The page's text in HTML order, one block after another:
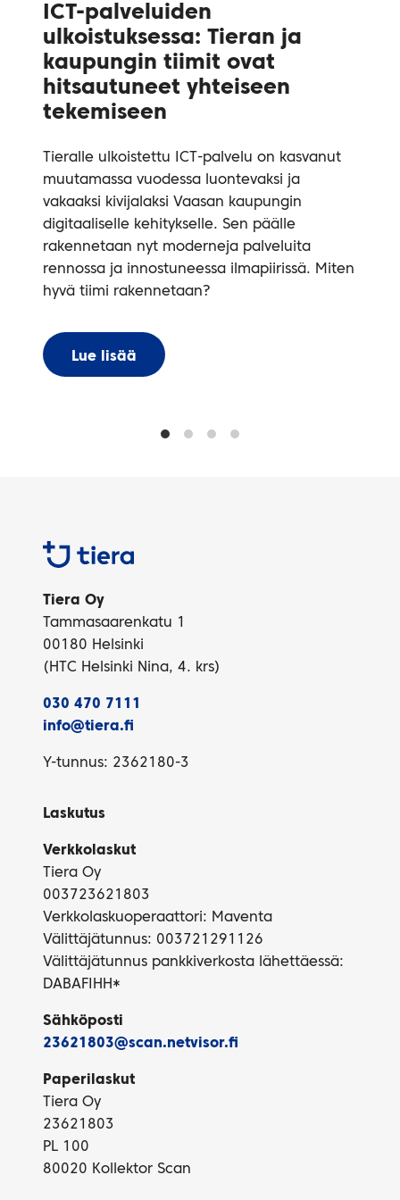
ICT-palveluiden
ulkoistuksessa: Tieran ja
kaupungin tiimit ovat
hitsautuneet yhteiseen
tekemiseen
Tieralle ulkoistettu ICT-palvelu on kasvanut
muutamassa vuodessa luontevaksi ja
vakaaksi kivijalaksi Vaasan kaupungin
digitaaliselle kehitykselle. Sen päälle
rakennetaan nyt moderneja palveluita
rennossa ja innostuneessa ilmapiirissä. Miten
hyvä tiimi rakennetaan?
Lue lisää
Tiera
Tiera Oy
Tammasaarenkatu 1
00180 Helsinki
(HTC Helsinki Nina, 4. krs)
030 470 7111
info@tiera.fi
Y-tunnus: 2362180-3
Laskutus
Verkkolaskut
Tiera Oy
003723621803
Verkkolaskuoperaattori: Maventa
Välittäjätunnus: 003721291126
Välittäjätunnus pankkiverkosta lähettäessä:
DABAFIHH*
Sähköposti
23621803@scan.netvisor.fi
Paperilaskut
Tiera Oy
23621803
PL 100
80020 Kollektor Scan